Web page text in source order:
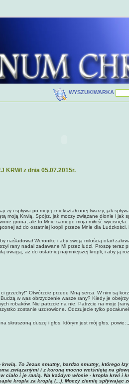
WYSZUKIWARKA
KRWI z dnia 05.07.2015r.
i spływa po mojej zniekształconej twarzy, jak
moją Krwią. Spójrz, jak moczy związane dłonie i jak
grona, ale to Mnie samego moja miłość wycisnęła.
aż do ostatniej kropli przeze Mnie dla Ludzkości,
Weronikę i aby swoją miłością otarł
rany nadal zadawane Mi przez ludzi. Proszę teraz
uwagą, aż do ostatniej najmniejszej kropli, i aby ją
grzechy!" Otwórzcie przede Mną serca. W nim są
w was obrzydzenie wasze rany? Kiedy je
robaków. Nie patrzcie na nie. Patrzcie na moje
zostanie uzdrowione. Odczujecie tylko
duszę i głos, którym jest mój głos, powie:
To Jezus smutny, bardzo smutny, którego
związanymi i z koroną mocno wciśniętą na
i je ranią. Na każdym włosie - kropla krwi i
kropla za kroplą (...). Moczy ziemię spływając